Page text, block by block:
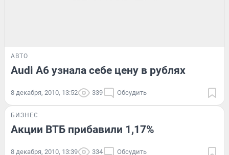
АВТО
Audi A6 узнала себе цену в рублях
8 декабря, 2010, 13:52 339 Обсудить
БИЗНЕС
Акции ВТБ прибавили 1,17%
8 декабря, 2010, 13:39 334 Обсудить